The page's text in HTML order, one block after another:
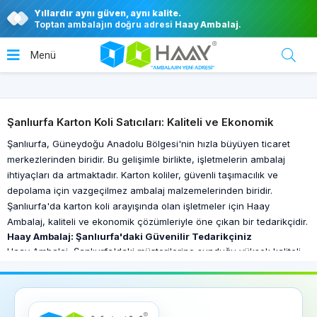
Yıllardır aynı güven, aynı kalite.
Toptan ambalajın doğru adresi Haay Ambalaj.
Şanlıurfa Karton Koli Satıcıları: Kaliteli ve Ekonomik
Şanlıurfa, Güneydoğu Anadolu Bölgesi'nin hızla büyüyen ticaret
merkezlerinden biridir. Bu gelişimle birlikte, işletmelerin ambalaj
ihtiyaçları da artmaktadır. Karton koliler, güvenli taşımacılık ve
depolama için vazgeçilmez ambalaj malzemelerinden biridir.
Şanlıurfa'da karton koli arayışında olan işletmeler için Haay
Ambalaj, kaliteli ve ekonomik çözümleriyle öne çıkan bir tedarikçidir.
Haay Ambalaj: Şanlıurfa'daki Güvenilir Tedarikçiniz
Haay Ambalaj, Şanlıurfa'daki müşterilerine sunduğu yüksek kaliteli
boyutlarda ve özelliklerde karton koli seçenekleri sunar. Bu sayede,
her türlü ambalaj ihtiyacına yönelik çözümler sağlanır.